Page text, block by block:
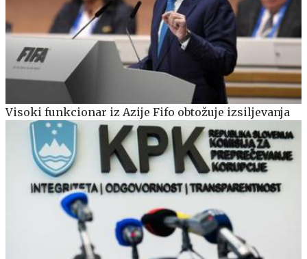
Visoki funkcionar iz Azije Fifo obtožuje izsiljevanja